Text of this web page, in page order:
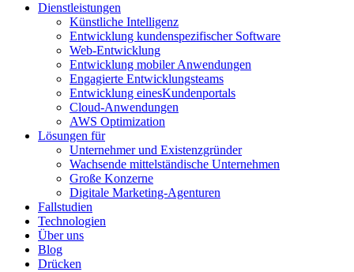
Dienstleistungen
Künstliche Intelligenz
Entwicklung kundenspezifischer Software
Web-Entwicklung
Entwicklung mobiler Anwendungen
Engagierte Entwicklungsteams
Entwicklung einesKundenportals
Cloud-Anwendungen
AWS Optimization
Lösungen für
Unternehmer und Existenzgründer
Wachsende mittelständische Unternehmen
Große Konzerne
Digitale Marketing-Agenturen
Fallstudien
Technologien
Über uns
Blog
Drücken